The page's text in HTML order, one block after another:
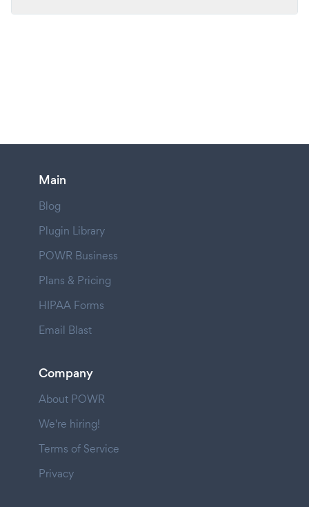
Main
Blog
Plugin Library
POWR Business
Plans & Pricing
HIPAA Forms
Email Blast
Company
About POWR
We're hiring!
Terms of Service
Privacy